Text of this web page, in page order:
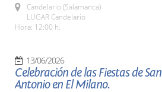
Candelario (Salamanca)
LUGAR Candelario
Hora: 12:00 h.
13/06/2026
Celebración de las Fiestas de San
Antonio en El Milano.